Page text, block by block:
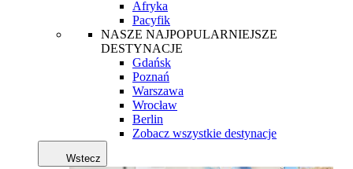
Afryka
Pacyfik
NASZE NAJPOPULARNIEJSZE
DESTYNACJE
Gdańsk
Poznań
Warszawa
Wrocław
Berlin
Zobacz wszystkie destynacje
Wstecz